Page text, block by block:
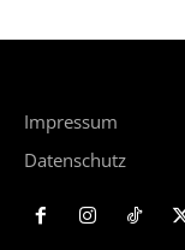
Impressum
Datenschutz